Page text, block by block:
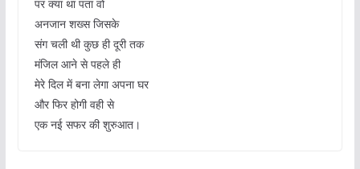
पर क्या था पता वो
अनजान शख्स जिसके
संग चली थी कुछ ही दूरी तक
मंजिल आने से पहले ही
मेरे दिल में बना लेगा अपना घर
और फिर होगी वही से
एक नई सफर की शुरुआत।